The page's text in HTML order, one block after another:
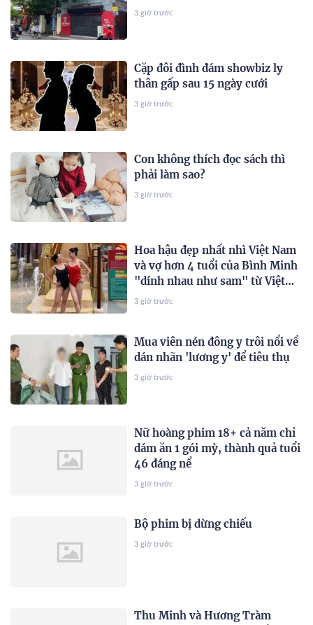
3 giờ trước
Cặp đôi đình đám showbiz ly
thân gấp sau 15 ngày cưới
3 giờ trước
Con không thích đọc sách thì
phải làm sao?
3 giờ trước
Hoa hậu đẹp nhất nhì Việt Nam
và vợ hơn 4 tuổi của Bình Minh
"dính nhau như sam" từ Việt
Nam sang Mỹ
3 giờ trước
Mua viên nén đông y trôi nổi về
dán nhãn 'lương y' để tiêu thụ
3 giờ trước
Nữ hoàng phim 18+ cả năm chỉ
dám ăn 1 gói mỳ, thành quả tuổi
46 đáng nể
3 giờ trước
Bộ phim bị dừng chiếu
3 giờ trước
Thu Minh và Hương Tràm